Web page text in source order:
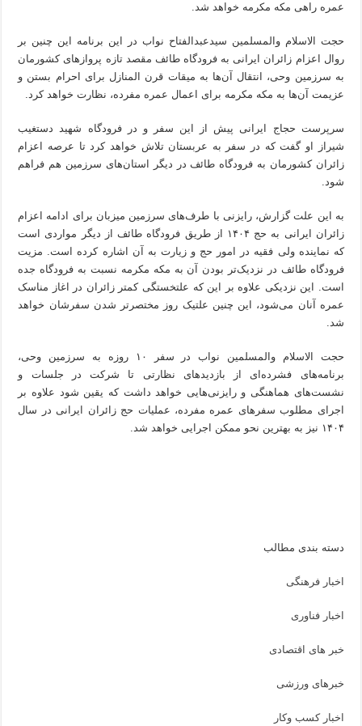
عمره راهی مکه مکرمه خواهد شد.
حجت الاسلام والمسلمین سیدعبدالفتاح نواب در این برنامه این چنین بر
روال اعزام زائران ایرانی به فرودگاه طائف مقصد تازه پروازهای کشورمان
به سرزمین وحی، انتقال آن‌ها به میقات قرن المنازل برای احرام بستن و
عزیمت آن‌ها به مکه مکرمه برای اعمال عمره مفرده، نظارت خواهد کرد.
سرپرست حجاج ایرانی پیش از این سفر و در فرودگاه شهید دستغیب
شیراز او گفت که در سفر به عربستان تلاش خواهد کرد تا عرصه اعزام
زائران کشورمان به فرودگاه طائف در دیگر استان‌های سرزمین هم فراهم
شود.
به این علت گزارش، رایزنی با طرف‌های سرزمین میزبان برای ادامه اعزام
زائران ایرانی به حج ۱۴۰۴ از طریق فرودگاه طائف از دیگر مواردی است
که نماینده ولی فقیه در امور حج و زیارت به آن اشاره کرده است. مزیت
فرودگاه طائف در نزدیک‌تر بودن آن به مکه مکرمه نسبت به فرودگاه جده
است. این نزدیکی علاوه بر این که علتخستگی کمتر زائران در اغاز مناسک
عمره آنان می‌شود، این چنین علتیک روز مختصر‌تر شدن سفرشان خواهد
شد.
حجت الاسلام والمسلمین نواب در سفر ۱۰ روزه به سرزمین وحی،
برنامه‌های فشرده‌ای از بازدیدهای نظارتی تا شرکت در جلسات و
نشست‌های هماهنگی و رایزنی‌هایی خواهد داشت که یقین شود علاوه بر
اجرای مطلوب سفرهای عمره مفرده، عملیات حج زائران ایرانی در سال
۱۴۰۴ نیز به بهترین نحو ممکن اجرایی خواهد شد.
دسته بندی مطالب
اخبار فرهنگی
اخبار فناوری
خبر های اقتصادی
خبرهای ورزشی
اخبار کسب وکار